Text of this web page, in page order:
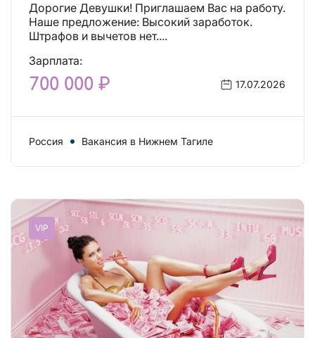
Дорогие Девушки! Приглашаем Вас на работу.
Наше предложение: Высокий заработок.
Штрафов и вычетов нет....
Зарплата:
700 000 ₽ 17.07.2026
Россия Вакансия в Нижнем Тагиле
VIP